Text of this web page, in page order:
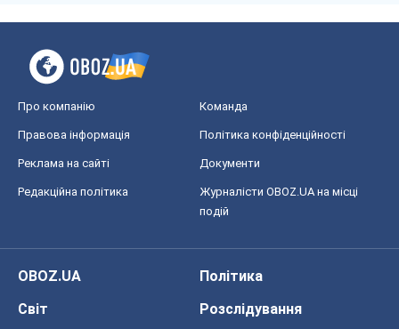
Про компанію Команда
Правова інформація Політика конфіденційності
Реклама на сайті Документи
Редакційна політика
Журналісти OBOZ.UA на місці
подій
OBOZ.UA
Політика
Світ
Розслідування